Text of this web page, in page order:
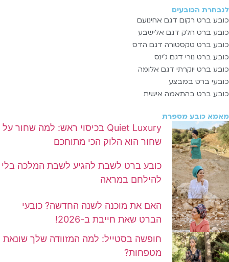
לנבחרת הכובעים
כובע ברט רקום דגם אחינועם
כובע ברט חלק דגם אלישבע
כובע ברט טקסטורה דגם הדס
כובע ברט נורי דגם ג'ינס
כובע ברט יוקרתי דגם אלומה
כובעי ברט במבצע
כובע ברט בהתאמה אישית
מאמא כובע מספרת
Quiet Luxury בכיסוי ראש: למה שחור על
שחור הוא הלוק הכי מתוחכם
כובע ברט לשבת להגיע לשבת המלכה בלי
להילחם במראה
האם את מוכנה לשנה החדשה? כובעי
הברט שאת חייבת ב-2026!
חופשה בסטייל: למה המזוודה שלך שונאת
מטפחות?